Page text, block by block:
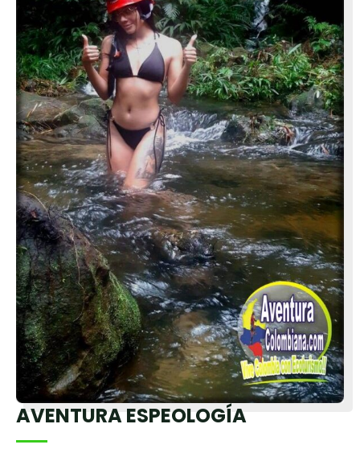
AVENTURA ESPEOLOGÍA